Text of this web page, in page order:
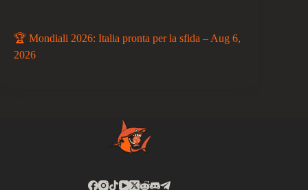
🏆 Mondiali 2026: Italia pronta per la sfida – Aug 6,
2026